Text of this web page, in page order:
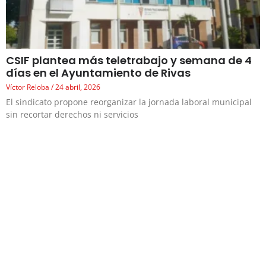
CSIF plantea más teletrabajo y semana de 4
días en el Ayuntamiento de Rivas
Víctor Reloba 24 abril, 2026
El sindicato propone reorganizar la jornada laboral municipal
sin recortar derechos ni servicios